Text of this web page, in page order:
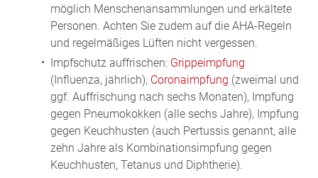
möglich Menschenansammlungen und erkältete
Personen. Achten Sie zudem auf die AHA-Regeln
und regelmäßiges Lüften nicht vergessen.
Impfschutz auffrischen: Grippeimpfung
(Influenza, jährlich), Coronaimpfung (zweimal und
ggf. Auffrischung nach sechs Monaten), Impfung
gegen Pneumokokken (alle sechs Jahre), Impfung
gegen Keuchhusten (auch Pertussis genannt, alle
zehn Jahre als Kombinationsimpfung gegen
Keuchhusten, Tetanus und Diphtherie).